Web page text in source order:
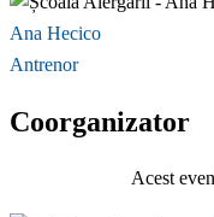
Ana Hecico
Antrenor
Coorganizator
Acest